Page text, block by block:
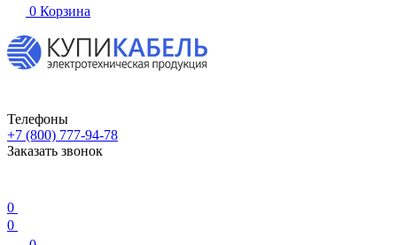
0 Корзина
Телефоны
+7 (800) 777-94-78
Заказать звонок
0
0